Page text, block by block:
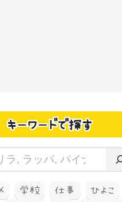
キーワードで探す
学校 仕事 ひよこ